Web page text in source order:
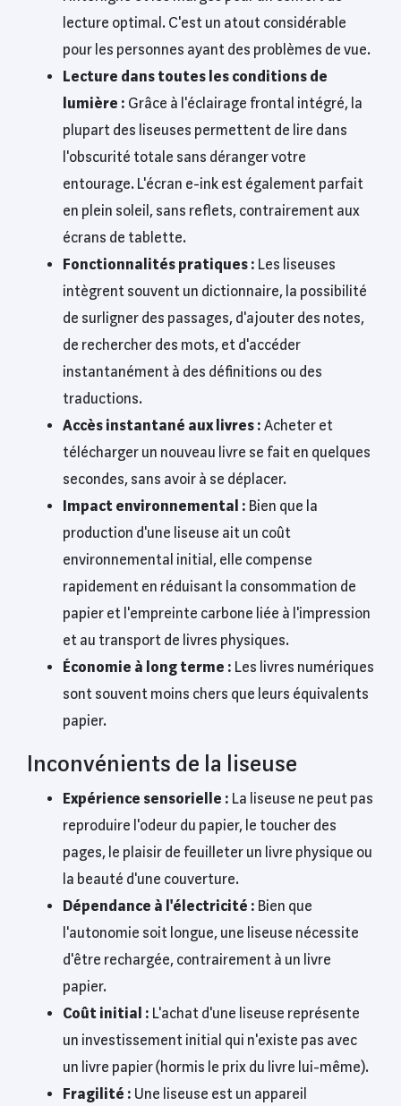
lecture optimal. C'est un atout considérable
pour les personnes ayant des problèmes de vue.
Lecture dans toutes les conditions de
lumière : Grâce à l'éclairage frontal intégré, la
plupart des liseuses permettent de lire dans
l'obscurité totale sans déranger votre
entourage. L'écran e-ink est également parfait
en plein soleil, sans reflets, contrairement aux
écrans de tablette.
Fonctionnalités pratiques : Les liseuses
intègrent souvent un dictionnaire, la possibilité
de surligner des passages, d'ajouter des notes,
de rechercher des mots, et d'accéder
instantanément à des définitions ou des
traductions.
Accès instantané aux livres : Acheter et
télécharger un nouveau livre se fait en quelques
secondes, sans avoir à se déplacer.
Impact environnemental : Bien que la
production d'une liseuse ait un coût
environnemental initial, elle compense
rapidement en réduisant la consommation de
papier et l'empreinte carbone liée à l'impression
et au transport de livres physiques.
Économie à long terme : Les livres numériques
sont souvent moins chers que leurs équivalents
papier.
Inconvénients de la liseuse
Expérience sensorielle : La liseuse ne peut pas
reproduire l'odeur du papier, le toucher des
pages, le plaisir de feuilleter un livre physique ou
la beauté d'une couverture.
Dépendance à l'électricité : Bien que
l'autonomie soit longue, une liseuse nécessite
d'être rechargée, contrairement à un livre
papier.
Coût initial : L'achat d'une liseuse représente
un investissement initial qui n'existe pas avec
un livre papier (hormis le prix du livre lui-même).
Fragilité : Une liseuse est un appareil